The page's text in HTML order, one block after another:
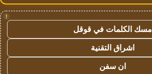
!
مسك الكلمات في قوقل
اشراق التقنية
ان سفن